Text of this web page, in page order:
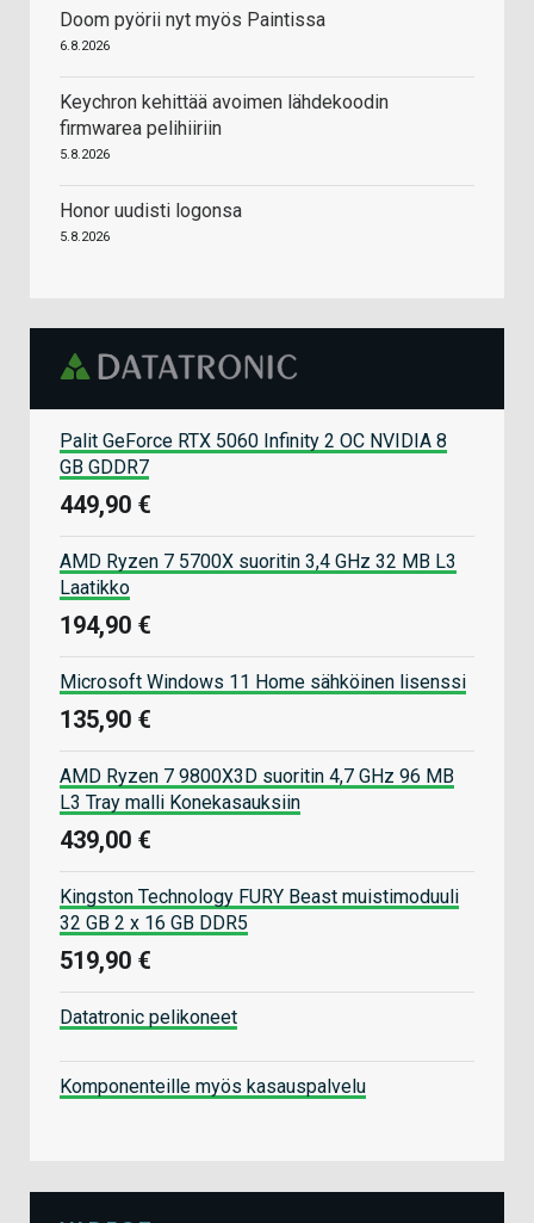
Doom pyörii nyt myös Paintissa
6.8.2026
Keychron kehittää avoimen lähdekoodin
firmwarea pelihiiriin
5.8.2026
Honor uudisti logonsa
5.8.2026
Palit GeForce RTX 5060 Infinity 2 OC NVIDIA 8
GB GDDR7
449,90 €
AMD Ryzen 7 5700X suoritin 3,4 GHz 32 MB L3
Laatikko
194,90 €
Microsoft Windows 11 Home sähköinen lisenssi
135,90 €
AMD Ryzen 7 9800X3D suoritin 4,7 GHz 96 MB
L3 Tray malli Konekasauksiin
439,00 €
Kingston Technology FURY Beast muistimoduuli
32 GB 2 x 16 GB DDR5
519,90 €
Datatronic pelikoneet
Komponenteille myös kasauspalvelu